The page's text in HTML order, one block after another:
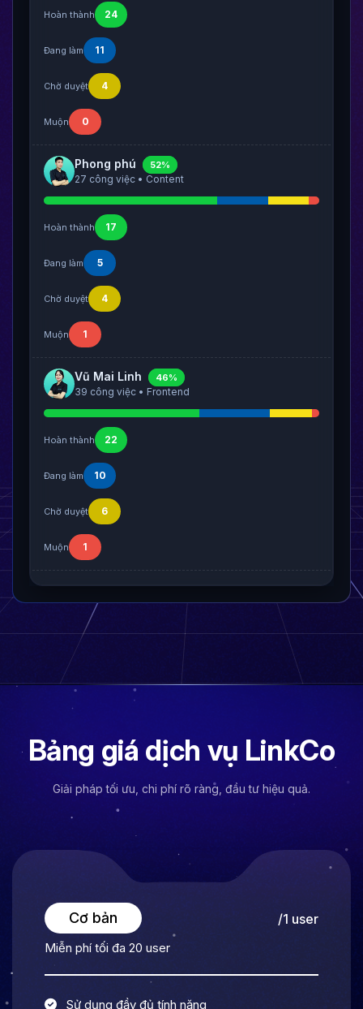
Hoàn thành 24
Đang làm 11
Chờ duyệt 4
Muộn 0
Phong phú 52%
27 công việc • Content
Hoàn thành 17
Đang làm 5
Chờ duyệt 4
Muộn 1
Vũ Mai Linh 46%
39 công việc • Frontend
Hoàn thành 22
Đang làm 10
Chờ duyệt 6
Muộn 1
Bảng giá dịch vụ LinkCo
Giải pháp tối ưu, chi phí rõ ràng, đầu tư hiệu quả.
Cơ bản
Miễn phí tối đa 20 user
/1 user
Sử dụng đầy đủ tính năng